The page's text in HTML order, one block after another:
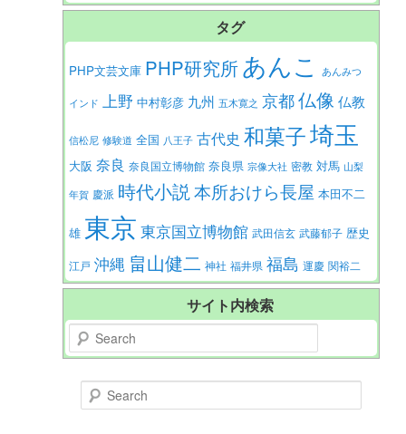
タグ
PHP文芸文庫 PHP研究所あんこ あんみつ
インド 上野 中村彰彦 九州 五木寛之 京都仏像 仏教
信松尼 修験道 全国 八王子 古代史 和菓子埼玉
大阪 奈良 奈良国立博物館 奈良県 宗像大社 密教 対馬 山梨
年賀 慶派 時代小説本所おけら長屋 本田不二
雄 東京 東京国立博物館 武田信玄 武藤郁子 歴史
江戸 沖縄 畠山健二 神社 福井県 福島 運慶 関裕二
サイト内検索
Search
Search